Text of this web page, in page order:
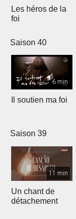
Les héros de la
foi
Saison 40
6 min
Il soutien ma foi
Saison 39
11 min
Un chant de
détachement